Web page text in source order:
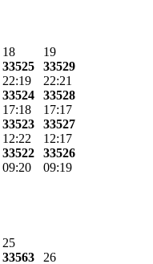
18
33525
22:19
33524
17:18
33523
12:22
33522
09:20
19
33529
22:21
33528
17:17
33527
12:17
33526
09:19
25
33563
26